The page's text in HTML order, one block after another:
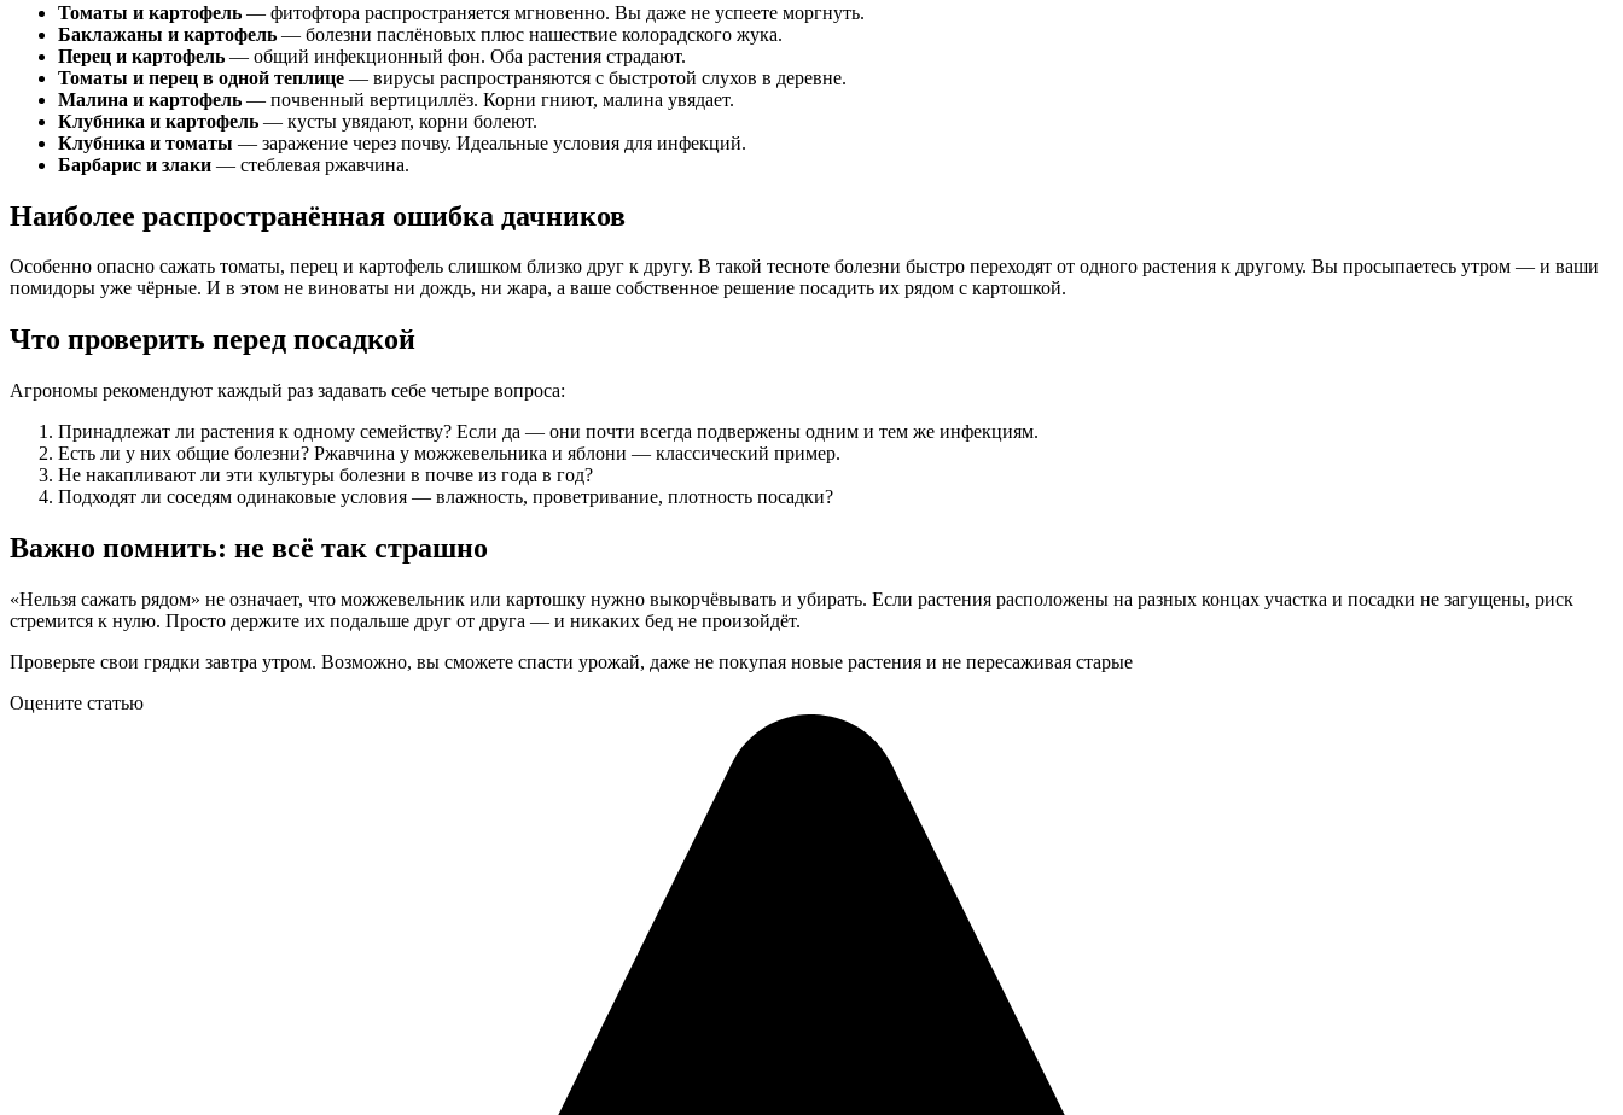
Томаты и картофель — фитофтора распространяется мгновенно. Вы даже не успеете моргнуть.
Баклажаны и картофель — болезни паслёновых плюс нашествие колорадского жука.
Перец и картофель — общий инфекционный фон. Оба растения страдают.
Томаты и перец в одной теплице — вирусы распространяются с быстротой слухов в деревне.
Малина и картофель — почвенный вертициллёз. Корни гниют, малина увядает.
Клубника и картофель — кусты увядают, корни болеют.
Клубника и томаты — заражение через почву. Идеальные условия для инфекций.
Барбарис и злаки — стеблевая ржавчина.
Наиболее распространённая ошибка дачников
Особенно опасно сажать томаты, перец и картофель слишком близко друг к другу. В такой тесноте болезни быстро переходят от одного растения к другому. Вы просыпаетесь утром — и ваши
помидоры уже чёрные. И в этом не виноваты ни дождь, ни жара, а ваше собственное решение посадить их рядом с картошкой.
Что проверить перед посадкой
Агрономы рекомендуют каждый раз задавать себе четыре вопроса:
Принадлежат ли растения к одному семейству? Если да — они почти всегда подвержены одним и тем же инфекциям.
Есть ли у них общие болезни? Ржавчина у можжевельника и яблони — классический пример.
Не накапливают ли эти культуры болезни в почве из года в год?
Подходят ли соседям одинаковые условия — влажность, проветривание, плотность посадки?
Важно помнить: не всё так страшно
«Нельзя сажать рядом» не означает, что можжевельник или картошку нужно выкорчёвывать и убирать. Если растения расположены на разных концах участка и посадки не загущены, риск
стремится к нулю. Просто держите их подальше друг от друга — и никаких бед не произойдёт.
Проверьте свои грядки завтра утром. Возможно, вы сможете спасти урожай, даже не покупая новые растения и не пересаживая старые
Оцените статью